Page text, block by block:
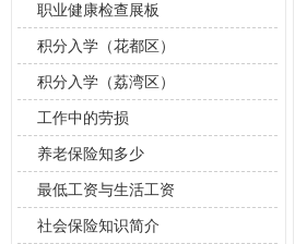
职业健康检查展板
积分入学（花都区）
积分入学（荔湾区）
工作中的劳损
养老保险知多少
最低工资与生活工资
社会保险知识简介